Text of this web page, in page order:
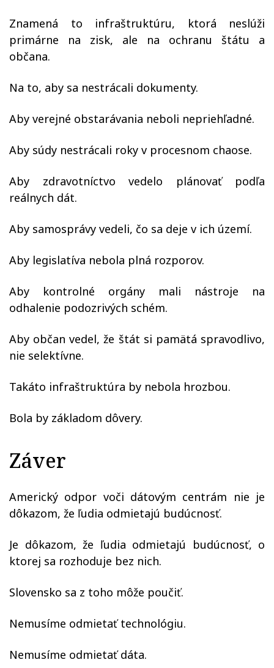
Znamená to infraštruktúru, ktorá neslúži
primárne na zisk, ale na ochranu štátu a
občana.
Na to, aby sa nestrácali dokumenty.
Aby verejné obstarávania neboli nepriehľadné.
Aby súdy nestrácali roky v procesnom chaose.
Aby zdravotníctvo vedelo plánovať podľa
reálnych dát.
Aby samosprávy vedeli, čo sa deje v ich území.
Aby legislatíva nebola plná rozporov.
Aby kontrolné orgány mali nástroje na
odhalenie podozrivých schém.
Aby občan vedel, že štát si pamätá spravodlivo,
nie selektívne.
Takáto infraštruktúra by nebola hrozbou.
Bola by základom dôvery.
Záver
Americký odpor voči dátovým centrám nie je
dôkazom, že ľudia odmietajú budúcnosť.
Je dôkazom, že ľudia odmietajú budúcnosť, o
ktorej sa rozhoduje bez nich.
Slovensko sa z toho môže poučiť.
Nemusíme odmietať technológiu.
Nemusíme odmietať dáta.